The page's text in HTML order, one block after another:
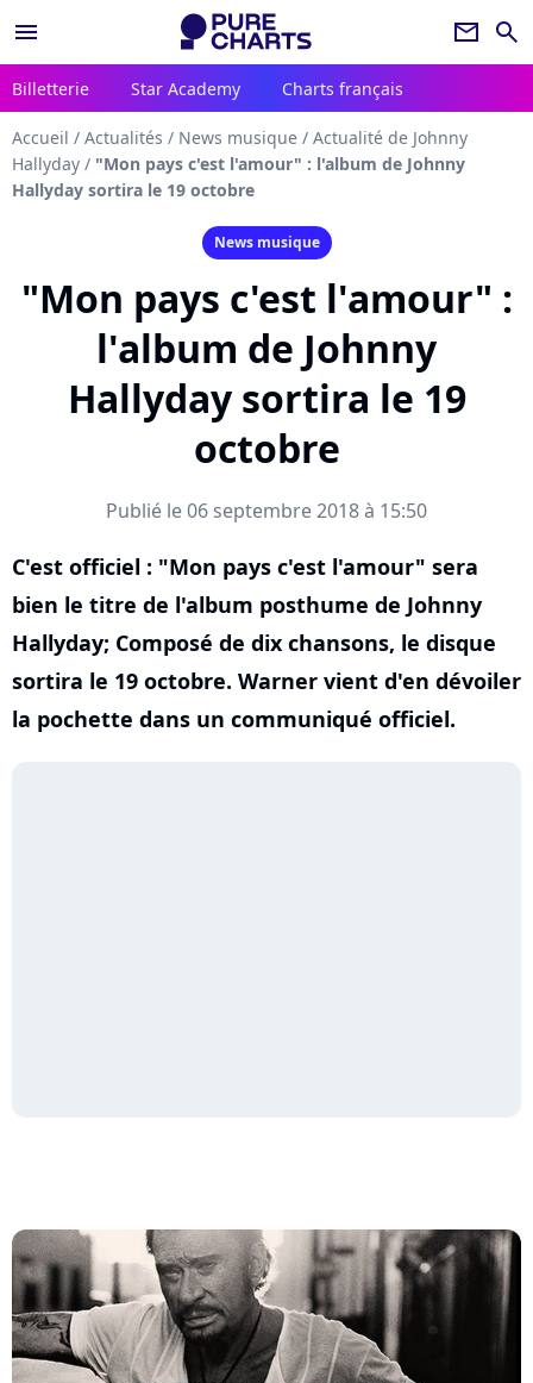
menu newsletter search
Billetterie Star Academy Charts français
Accueil / Actualités / News musique / Actualité de Johnny
Hallyday / "Mon pays c'est l'amour" : l'album de Johnny
Hallyday sortira le 19 octobre
News musique
"Mon pays c'est l'amour" :
l'album de Johnny
Hallyday sortira le 19
octobre
Publié le 06 septembre 2018 à 15:50
C'est officiel : "Mon pays c'est l'amour" sera
bien le titre de l'album posthume de Johnny
Hallyday; Composé de dix chansons, le disque
sortira le 19 octobre. Warner vient d'en dévoiler
la pochette dans un communiqué officiel.